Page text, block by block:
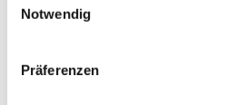
Notwendig
Präferenzen